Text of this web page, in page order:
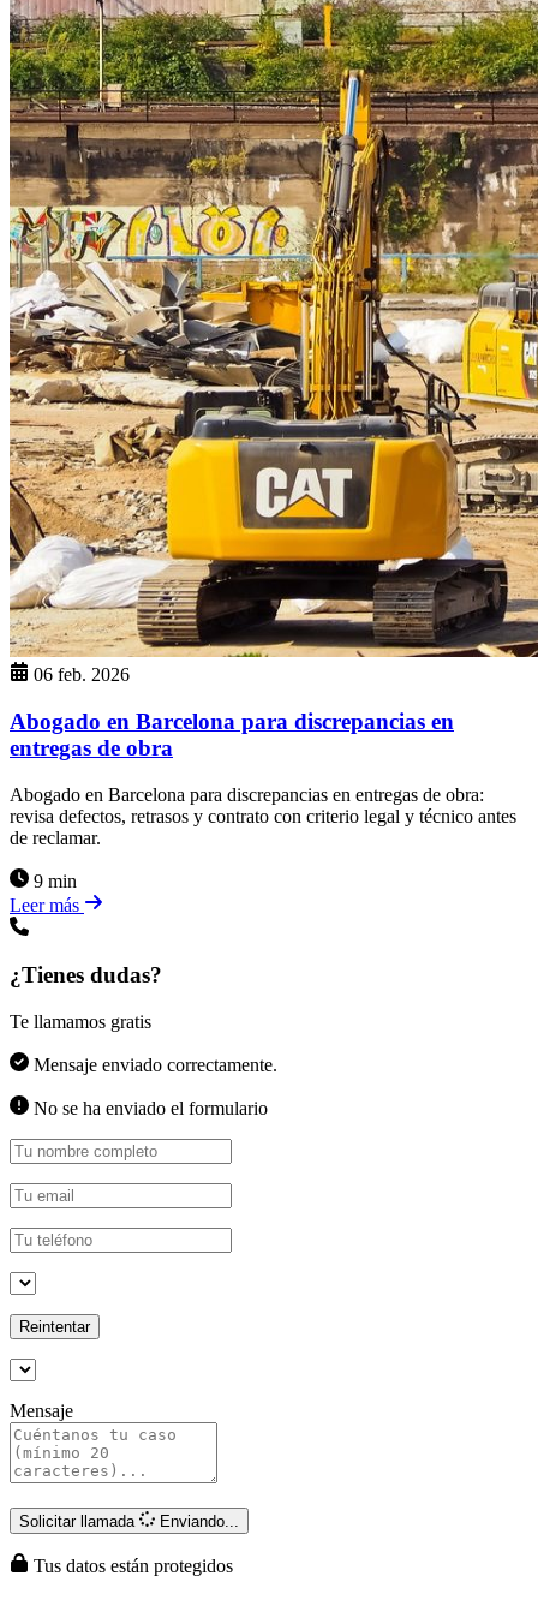
06 feb. 2026
Abogado en Barcelona para discrepancias en
entregas de obra
Abogado en Barcelona para discrepancias en entregas de obra:
revisa defectos, retrasos y contrato con criterio legal y técnico antes
de reclamar.
9 min
Leer más
¿Tienes dudas?
Te llamamos gratis
Mensaje enviado correctamente.
No se ha enviado el formulario
Reintentar
Mensaje
Solicitar llamada Enviando...
Tus datos están protegidos